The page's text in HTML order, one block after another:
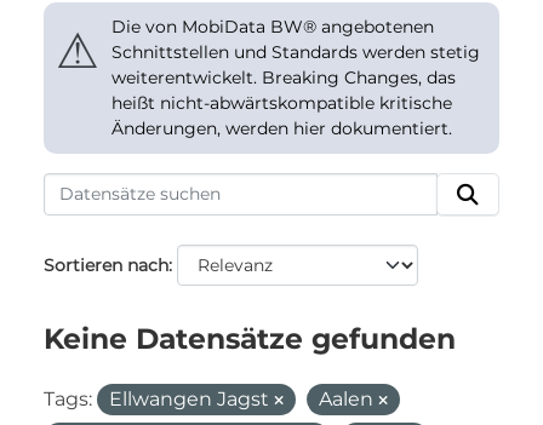
⚠
Die von MobiData BW® angebotenen
Schnittstellen und Standards werden stetig
weiterentwickelt. Breaking Changes, das
heißt nicht-abwärtskompatible kritische
Änderungen, werden hier dokumentiert.
Sortieren nach
Keine Datensätze gefunden
Tags: Ellwangen Jagst
Aalen